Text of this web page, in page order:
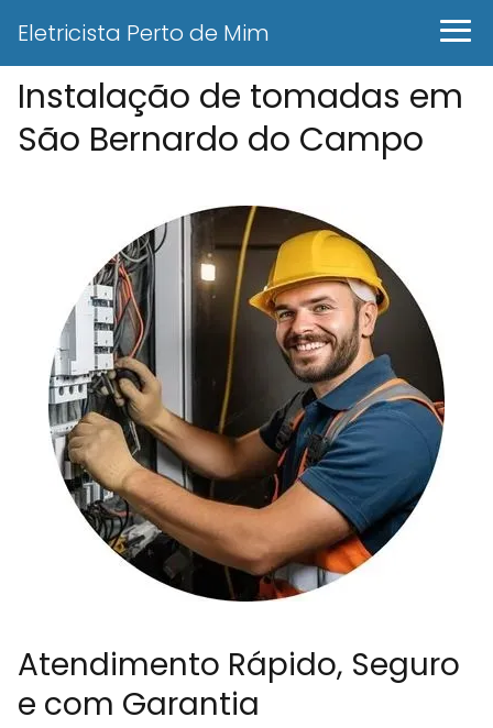
Eletricista Perto de Mim
Instalação de tomadas em
São Bernardo do Campo
Atendimento Rápido, Seguro
e com Garantia